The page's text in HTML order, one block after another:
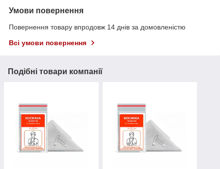
Умови повернення
Повернення товару впродовж 14 днів за домовленістю
Всі умови повернення
Подібні товари компанії